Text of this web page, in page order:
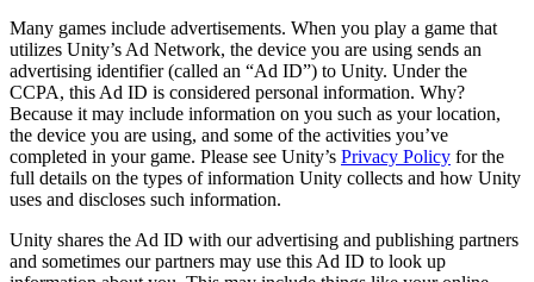
Jogos XR
Lance jogos XR em várias plataformas
Jogos com multijogador
Simplifique o desenvolvimento de jogos multiplayer
Many games include advertisements. When you play a game that
utilizes Unity’s Ad Network, the device you are using sends an
advertising identifier (called an “Ad ID”) to Unity. Under the
CCPA, this Ad ID is considered personal information. Why?
Because it may include information on you such as your location,
the device you are using, and some of the activities you’ve
completed in your game. Please see Unity’s Privacy Policy for the
full details on the types of information Unity collects and how Unity
uses and discloses such information.
Unity shares the Ad ID with our advertising and publishing partners
and sometimes our partners may use this Ad ID to look up